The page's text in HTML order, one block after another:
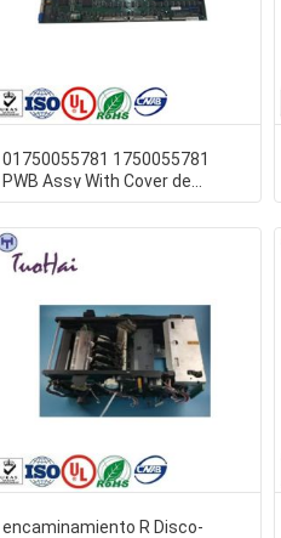
01750055781 1750055781
PWB Assy With Cover de
Wincor CMD
encaminamiento R Disco-